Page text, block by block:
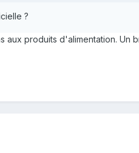
?
aux produits d'alimentation.